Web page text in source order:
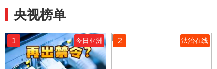
央视榜单
1 今日亚洲 2 法治在线